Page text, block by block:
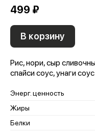
499 ₽
В корзину
Рис, нори, сыр
спайси соус, унаги соус
Энерг. ценность
Жиры
Белки